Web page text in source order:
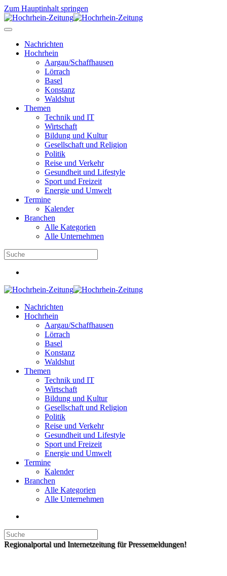
Zum Hauptinhalt springen
Nachrichten
Hochrhein
Aargau/Schaffhausen
Lörrach
Basel
Konstanz
Waldshut
Themen
Technik und IT
Wirtschaft
Bildung und Kultur
Gesellschaft und Religion
Politik
Reise und Verkehr
Gesundheit und Lifestyle
Sport und Freizeit
Energie und Umwelt
Termine
Kalender
Branchen
Alle Kategorien
Alle Unternehmen
Nachrichten
Hochrhein
Aargau/Schaffhausen
Lörrach
Basel
Konstanz
Waldshut
Themen
Technik und IT
Wirtschaft
Bildung und Kultur
Gesellschaft und Religion
Politik
Reise und Verkehr
Gesundheit und Lifestyle
Sport und Freizeit
Energie und Umwelt
Termine
Kalender
Branchen
Alle Kategorien
Alle Unternehmen
Regionalportal und Internetzeitung für Pressemeldungen!